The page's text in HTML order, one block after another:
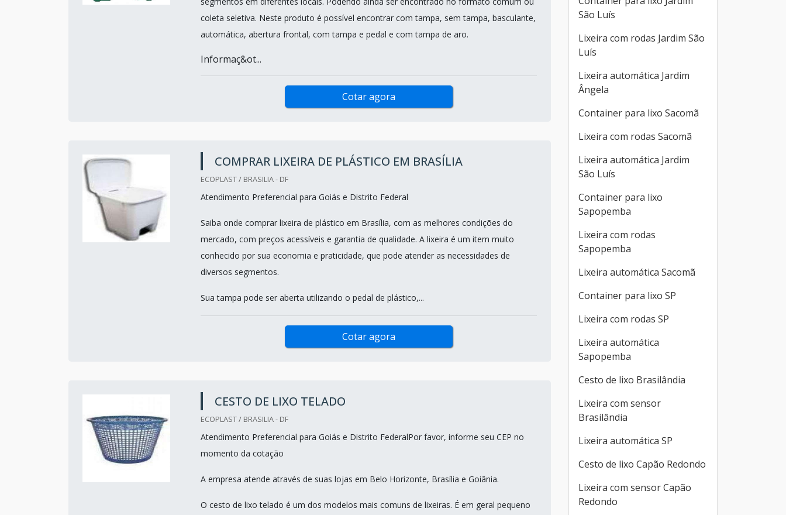
coleta seletiva. Neste produto é possível encontrar com tampa, sem tampa, basculante,
automática, abertura frontal, com tampa e pedal e com tampa de aro.
Informaç&ot...
Cotar agora
COMPRAR LIXEIRA DE PLÁSTICO EM BRASÍLIA
ECOPLAST / BRASILIA - DF
Atendimento Preferencial para Goiás e Distrito Federal
Saiba onde comprar lixeira de plástico em Brasília, com as melhores condições do
mercado, com preços acessíveis e garantia de qualidade. A lixeira é um item muito
conhecido por sua economia e praticidade, que pode atender as necessidades de
diversos segmentos.
Sua tampa pode ser aberta utilizando o pedal de plástico,...
Cotar agora
CESTO DE LIXO TELADO
ECOPLAST / BRASILIA - DF
Atendimento Preferencial para Goiás e Distrito FederalPor favor, informe seu CEP no
momento da cotação
A empresa atende através de suas lojas em Belo Horizonte, Brasília e Goiânia.
O cesto de lixo telado é um dos modelos mais comuns de lixeiras. É em geral pequeno
São Luís
Lixeira com rodas Jardim São
Luís
Lixeira automática Jardim
Ângela
Container para lixo Sacomã
Lixeira com rodas Sacomã
Lixeira automática Jardim
São Luís
Container para lixo
Sapopemba
Lixeira com rodas
Sapopemba
Lixeira automática Sacomã
Container para lixo SP
Lixeira com rodas SP
Lixeira automática
Sapopemba
Cesto de lixo Brasilândia
Lixeira com sensor
Brasilândia
Lixeira automática SP
Cesto de lixo Capão Redondo
Lixeira com sensor Capão
Redondo